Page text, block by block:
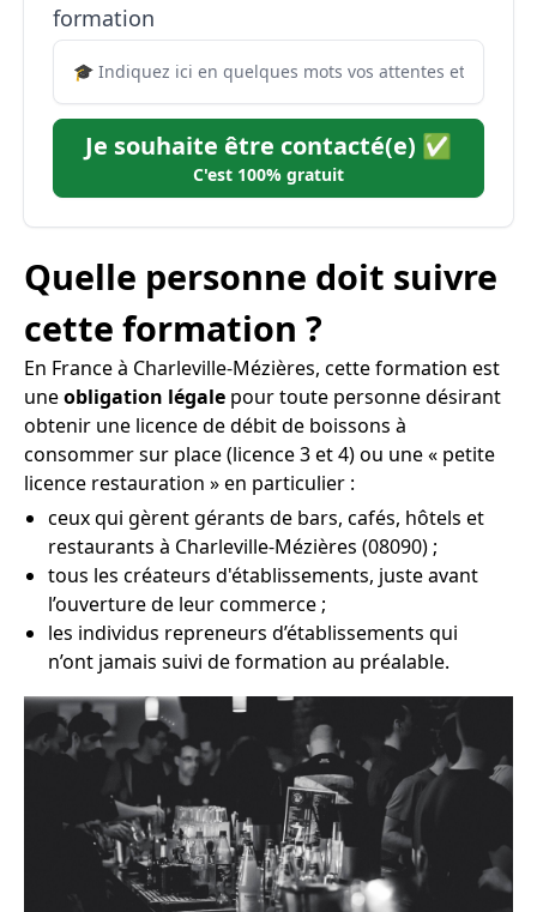
formation
Je souhaite être contacté(e) ✅
C'est 100% gratuit
Quelle personne doit suivre
cette formation ?
En France à Charleville-Mézières, cette formation est
uneobligation légale pour toute personne désirant
obtenir une licence de débit de boissons à
consommer sur place (licence 3 et 4) ou une « petite
licence restauration » en particulier :
ceux qui gèrent gérants de bars, cafés, hôtels et
restaurants à Charleville-Mézières (08090) ;
tous les créateurs d'établissements, juste avant
l’ouverture de leur commerce ;
les individus repreneurs d’établissements qui
n’ont jamais suivi de formation au préalable.